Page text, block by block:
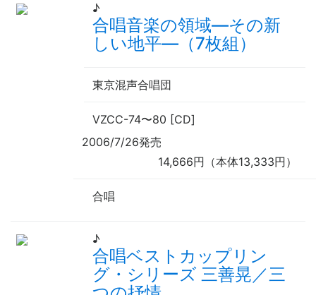
♪
合唱音楽の領域—その新
しい地平—（7枚組）
東京混声合唱団
VZCC-74〜80 [CD]
2006/7/26発売
14,666円（本体13,333円）
合唱
♪
合唱ベストカップリン
グ・シリーズ 三善晃／三